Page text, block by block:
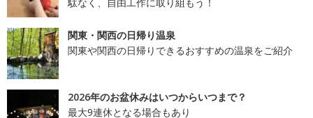
関東・関西の日帰り温泉
関東や関西の日帰りできるおすすめの温泉をご紹介
2026年のお盆休みはいつからいつまで？
最大9連休となる場合もあり